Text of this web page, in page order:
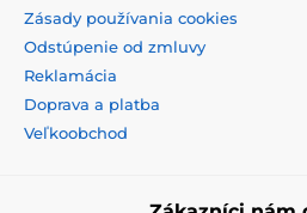
Zásady používania cookies
Odstúpenie od zmluvy
Reklamácia
Doprava a platba
Veľkoobchod